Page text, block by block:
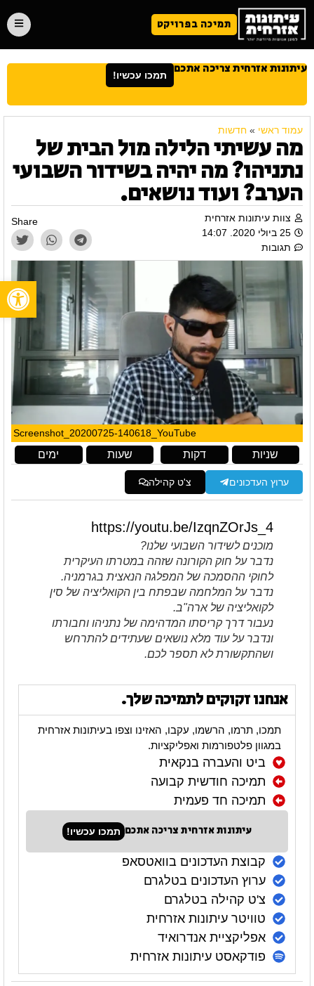
תמיכה בפרויקט
עיתונות אזרחית צריכה אתכם תמכו עכשיו!
עמוד ראשי » חדשות
מה עשיתי הלילה מול הבית של
נתניהו? מה יהיה בשידור השבועי
הערב? ועוד נושאים.
צוות עיתונות אזרחית
25 ביולי 2020. 14:07
תגובות
Share
Screenshot_20200725-140618_YouTube
ימים שעות דקות שניות
ערוץ העדכונים צ'ט קהילה
https://youtu.be/IzqnZOrJs_4
מוכנים לשידור השבועי שלנו?
נדבר על חוק הקורונה שזהה במטרתו העיקרית
לחוקי ההסמכה של המפלגה הנאצית בגרמניה.
נדבר על המלחמה שבפתח בין הקואליציה של סין
לקואליציה של ארה"ב.
נעבור דרך קריסתו המדהימה של נתניהו וחבורתו
ונדבר על עוד מלא נושאים שעתידים להתרחש
ושהתקשורת לא תספר לכם.
אנחנו זקוקים לתמיכה שלך.
תמכו, תרמו, הרשמו, עקבו, האזינו וצפו בעיתונות אזרחית
במגוון פלטפורמות ואפליקציות.
ביט והעברה בנקאית
תמיכה חודשית קבועה
תמיכה חד פעמית
עיתונות אזרחית צריכה אתכם תמכו עכשיו!
קבוצת העדכונים בוואטסאפ
ערוץ העדכונים בטלגרם
צ'ט קהילה בטלגרם
טוויטר עיתונות אזרחית
אפליקציית אנדרואיד
פודקאסט עיתונות אזרחית